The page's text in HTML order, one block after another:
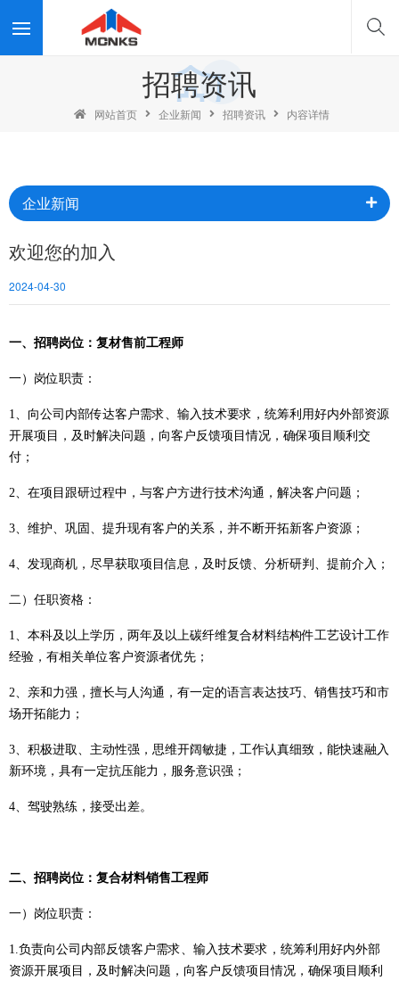
招聘资讯
网站首页 企业新闻 招聘资讯 内容详情
企业新闻
欢迎您的加入
2024-04-30
一、招聘岗位：复材售前工程师
一） 岗位职责：
1、向公司内部传达客户需求、输入技术要求，统筹利用好内外部资源
开展项目，及时解决问题，向客户反馈项目情况，确保项目顺利交
付；
2、在项目跟研过程中，与客户方进行技术沟通，解决客户问题；
3、维护、巩固、提升现有客户的关系，并不断开拓新客户资源；
4、发现商机，尽早获取项目信息，及时反馈、分析研判、提前介入；
二） 任职资格：
1、本科及以上学历，两年及以上碳纤维复合材料结构件工艺设计工作
经验，有相关单位客户资源者优先；
2、亲和力强，擅长与人沟通，有一定的语言表达技巧、销售技巧和市
场开拓能力；
3、积极进取、主动性强，思维开阔敏捷，工作认真细致，能快速融入
新环境，具有一定抗压能力，服务意识强；
4、驾驶熟练，接受出差。
二、 招聘岗位：复合材料销售工程师
一） 岗位职责：
1.负责向公司内部反馈客户需求、输入技术要求，统筹利用好内外部
资源开展项目，及时解决问题，向客户反馈项目情况，确保项目顺利